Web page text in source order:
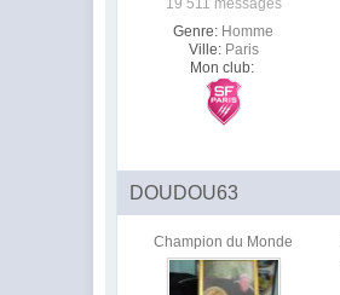
19 511 messages
Genre: Homme
Ville: Paris
Mon club:
DOUDOU63
Champion du Monde